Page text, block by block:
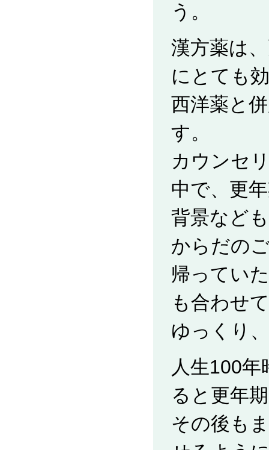
う。
漢方薬は
にとても
西洋薬と
す。
カウンセ
中で、更
背景など
からだの
帰ってい
も合わせ
ゆっくり
人生100
ると更年
その後も